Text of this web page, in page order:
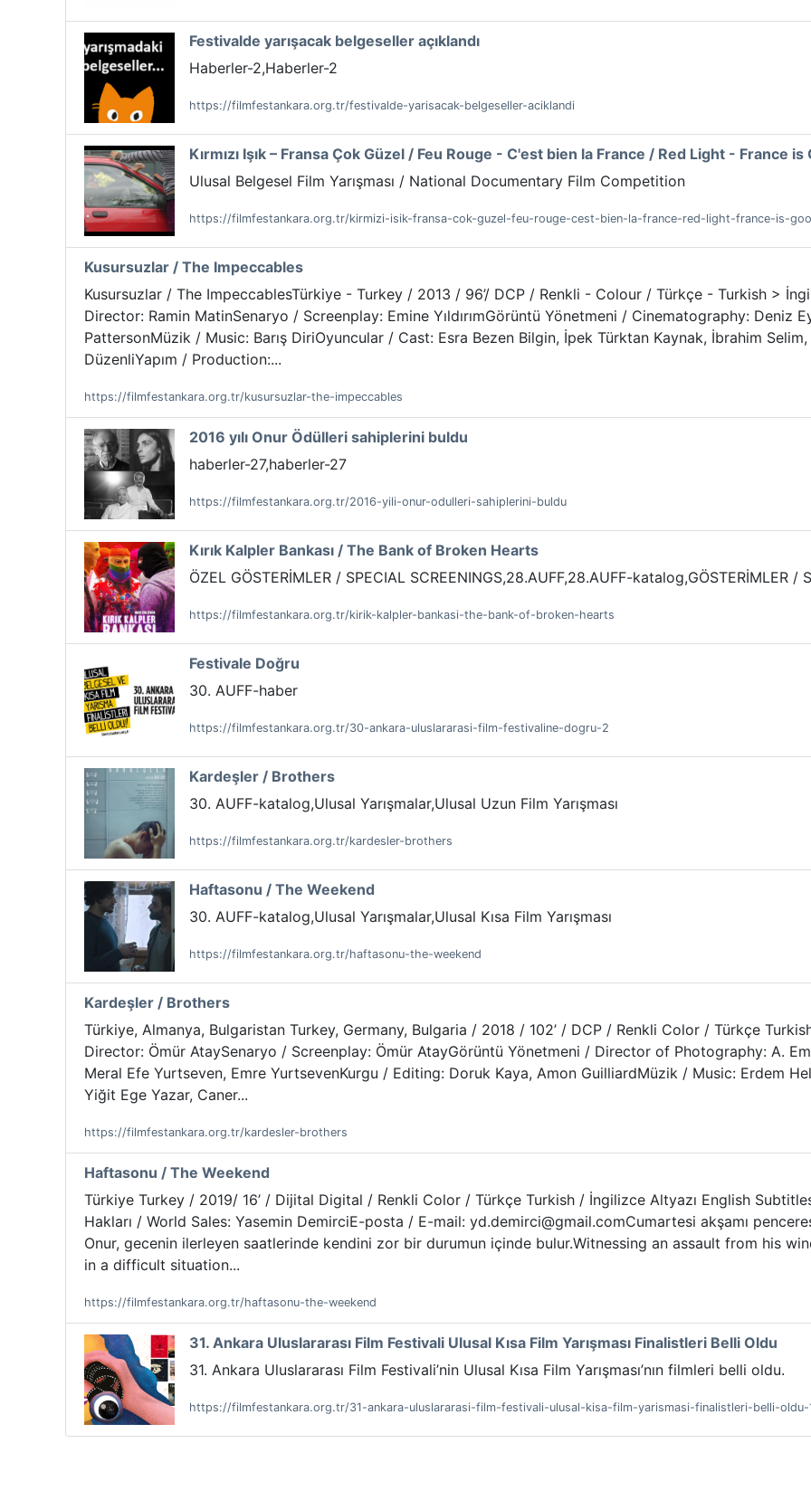
Festivalde yarışacak belgeseller açıklandı
Haberler-2,Haberler-2
https://filmfestankara.org.tr/festivalde-yarisacak-belgeseller-aciklandi
Kırmızı Işık – Fransa Çok Güzel / Feu Rouge - C'est bien la France / Red Light - France is
Ulusal Belgesel Film Yarışması / National Documentary Film Competition
https://filmfestankara.org.tr/kirmizi-isik-fransa-cok-guzel-feu-rouge-cest-bien-la-france-red-light-france-is-
Kusursuzlar / The Impeccables
Kusursuzlar / The ImpeccablesTürkiye - Turkey / 2013 / 96’/ DCP / Renkli - Colour / Türkçe - Turkish >
Director: Ramin MatinSenaryo / Screenplay: Emine YıldırımGörüntü Yönetmeni / Cinematography: Deniz
PattersonMüzik / Music: Barış DiriOyuncular / Cast: Esra Bezen Bilgin, İpek Türktan Kaynak, İbrahim
DüzenliYapım / Production:...
https://filmfestankara.org.tr/kusursuzlar-the-impeccables
2016 yılı Onur Ödülleri sahiplerini buldu
haberler-27,haberler-27
https://filmfestankara.org.tr/2016-yili-onur-odulleri-sahiplerini-buldu
Kırık Kalpler Bankası / The Bank of Broken Hearts
ÖZEL GÖSTERİMLER / SPECIAL SCREENINGS,28.AUFF,28.AUFF-katalog,GÖSTERİMLER /
https://filmfestankara.org.tr/kirik-kalpler-bankasi-the-bank-of-broken-hearts
Festivale Doğru
30. AUFF-haber
https://filmfestankara.org.tr/30-ankara-uluslararasi-film-festivaline-dogru-2
Kardeşler / Brothers
30. AUFF-katalog,Ulusal Yarışmalar,Ulusal Uzun Film Yarışması
https://filmfestankara.org.tr/kardesler-brothers
Haftasonu / The Weekend
30. AUFF-katalog,Ulusal Yarışmalar,Ulusal Kısa Film Yarışması
https://filmfestankara.org.tr/haftasonu-the-weekend
Kardeşler / Brothers
Türkiye, Almanya, Bulgaristan Turkey, Germany, Bulgaria / 2018 / 102’ / DCP / Renkli Color / Türkçe
Director: Ömür AtaySenaryo / Screenplay: Ömür AtayGörüntü Yönetmeni / Director of Photography: A.
Meral Efe Yurtseven, Emre YurtsevenKurgu / Editing: Doruk Kaya, Amon GuilliardMüzik / Music: Erdem
Yiğit Ege Yazar, Caner...
https://filmfestankara.org.tr/kardesler-brothers
Haftasonu / The Weekend
Türkiye Turkey / 2019/ 16’ / Dijital Digital / Renkli Color / Türkçe Turkish / İngilizce Altyazı English
Hakları / World Sales: Yasemin DemirciE-posta / E-mail: yd.demirci@gmail.comCumartesi akşamı
Onur, gecenin ilerleyen saatlerinde kendini zor bir durumun içinde bulur.Witnessing an assault from his
in a difficult situation...
https://filmfestankara.org.tr/haftasonu-the-weekend
31. Ankara Uluslararası Film Festivali Ulusal Kısa Film Yarışması Finalistleri Belli Oldu
31. Ankara Uluslararası Film Festivali’nin Ulusal Kısa Film Yarışması’nın filmleri belli oldu.
https://filmfestankara.org.tr/31-ankara-uluslararasi-film-festivali-ulusal-kisa-film-yarismasi-finalistleri-belli-oldu-